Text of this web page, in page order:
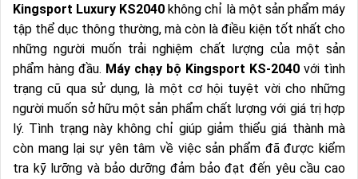
Kingsport Luxury KS2040 không chỉ là một sản phẩm máy
tập thể dục thông thường, mà còn là điều kiện tốt nhất cho
những người muốn trải nghiệm chất lượng của một sản
phẩm hàng đầu. Máy chạy bộ Kingsport KS-2040 với tình
trạng cũ qua sử dụng, là một cơ hội tuyệt vời cho những
người muốn sở hữu một sản phẩm chất lượng với giá trị hợp
lý. Tình trạng này không chỉ giúp giảm thiểu giá thành mà
còn mang lại sự yên tâm về việc sản phẩm đã được kiểm
tra kỹ lưỡng và bảo dưỡng đảm bảo đạt đến yêu cầu cao